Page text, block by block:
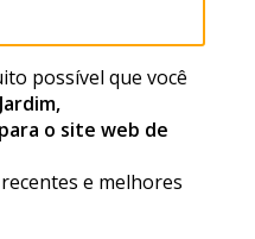
possível que você
o site web de
e melhores